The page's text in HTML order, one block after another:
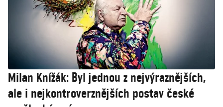
Milan Knížák: Byl jednou z nejvýraznějších,
ale i nejkontroverznějších postav české